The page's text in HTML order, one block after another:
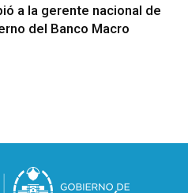
a la gerente nacional de
del Banco Macro